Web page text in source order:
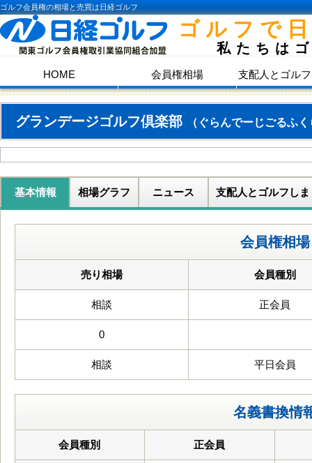
ゴルフ会員権の相場と売買は日経ゴルフ
ゴルフで
私たちは
HOME 会員権相場 支配人とゴル
グランデージゴルフ倶楽部 （ぐらんでーじごるふ
基本情報 相場グラフ ニュース 支配人とゴルフしま
会員権相場
売り相場 会員種別
相談 正会員
0
相談 平日会員
名義書換情
会員種別 正会員